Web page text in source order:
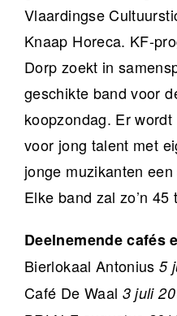
Vlaardingse
Knaap Horeca. KF-
Dorp zoekt in
geschikte band voor
koopzondag. Er
voor jong talent met
jonge muzikanten
Elke band zal zo’n
Deelnemende cafés
Bierlokaal Antonius 5
Café De Waal 3 juli